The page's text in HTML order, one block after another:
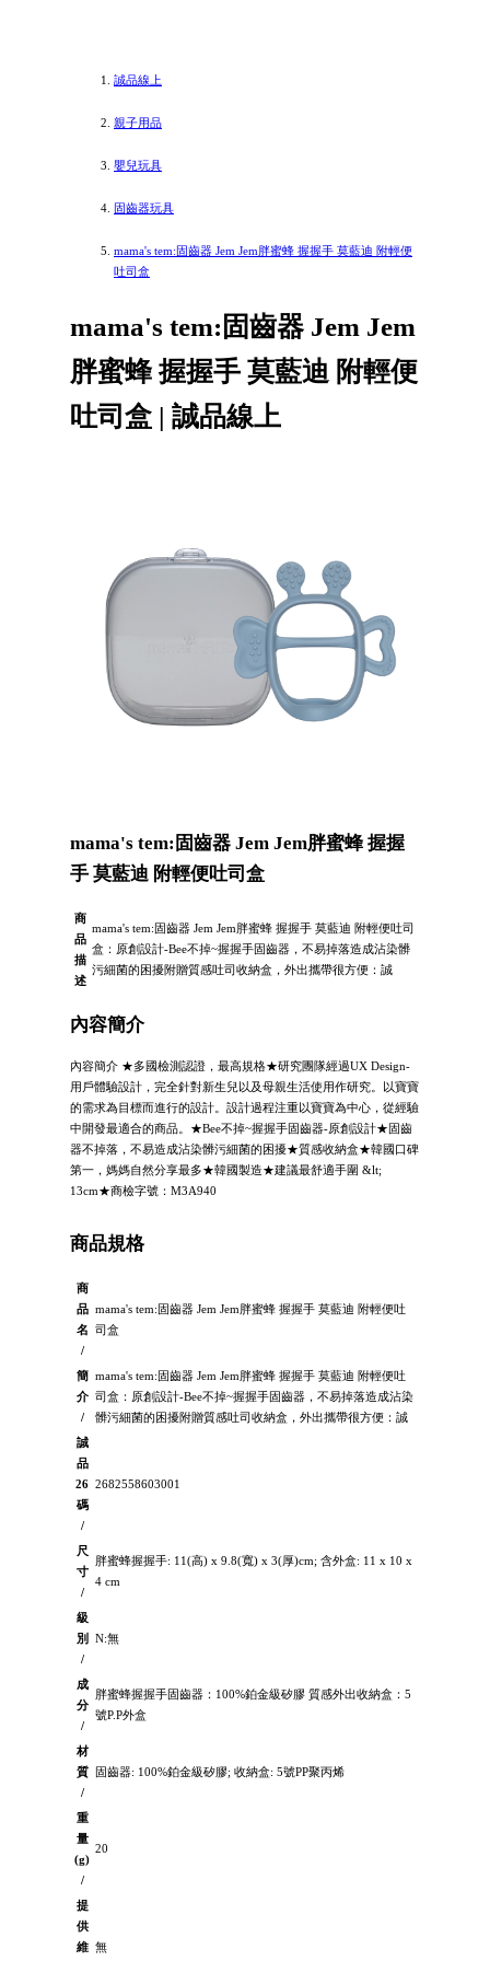
誠品線上
親子用品
嬰兒玩具
固齒器玩具
mama's tem:固齒器 Jem Jem胖蜜蜂 握握手 莫藍迪 附輕便
吐司盒
mama's tem:固齒器 Jem Jem
胖蜜蜂 握握手 莫藍迪 附輕便
吐司盒 | 誠品線上
mama's tem:固齒器 Jem Jem胖蜜蜂 握握
手 莫藍迪 附輕便吐司盒
商
品
描
述
mama's tem:固齒器 Jem Jem胖蜜蜂 握握手 莫藍迪 附輕便吐司
盒：原創設計-Bee不掉~握握手固齒器，不易掉落造成沾染髒
污細菌的困擾附贈質感吐司收納盒，外出攜帶很方便：誠
內容簡介
內容簡介 ★多國檢測認證，最高規格★研究團隊經過UX Design-
用戶體驗設計，完全針對新生兒以及母親生活使用作研究。以寶寶
的需求為目標而進行的設計。設計過程注重以寶寶為中心，從經驗
中開發最適合的商品。★Bee不掉~握握手固齒器-原創設計★固齒
器不掉落，不易造成沾染髒污細菌的困擾★質感收納盒★韓國口碑
第一，媽媽自然分享最多★韓國製造★建議最舒適手圍 &lt;
13cm★商檢字號：M3A940
商品規格
商
品
名
/
mama's tem:固齒器 Jem Jem胖蜜蜂 握握手 莫藍迪 附輕便吐
司盒
簡
介
/
mama's tem:固齒器 Jem Jem胖蜜蜂 握握手 莫藍迪 附輕便吐
司盒：原創設計-Bee不掉~握握手固齒器，不易掉落造成沾染
髒污細菌的困擾附贈質感吐司收納盒，外出攜帶很方便：誠
誠
品
26
碼
/
2682558603001
尺
寸
/
胖蜜蜂握握手: 11(高) x 9.8(寬) x 3(厚)cm; 含外盒: 11 x 10 x
4 cm
級
別
/
N:無
成
分
/
胖蜜蜂握握手固齒器：100%鉑金級矽膠 質感外出收納盒：5
號P.P外盒
材
質
/
固齒器: 100%鉑金級矽膠; 收納盒: 5號PP聚丙烯
重
量
(g)
/
20
提
供
維 無